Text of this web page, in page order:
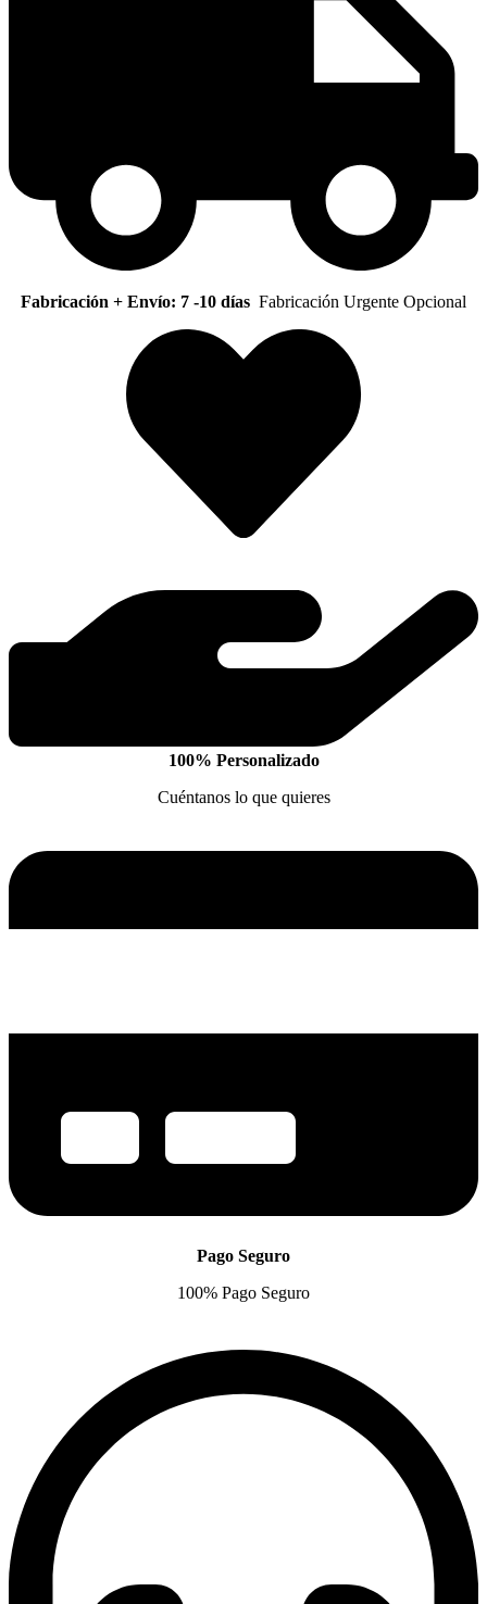
Fabricación + Envío: 7 -10 días Fabricación Urgente Opcional
100% Personalizado
Cuéntanos lo que quieres
Pago Seguro
100% Pago Seguro